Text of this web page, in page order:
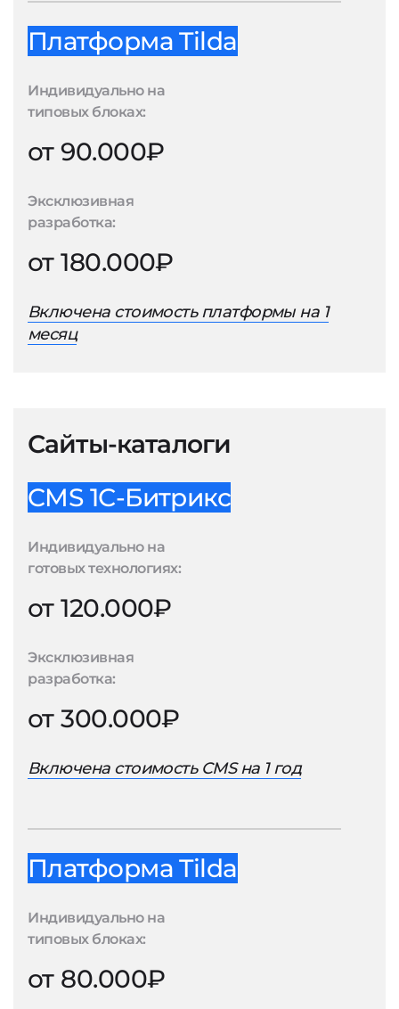
Платформа Tilda
Индивидуально на
типовых блоках:
от 90.000₽
Эксклюзивная
разработка:
от 180.000₽
Включена стоимость платформы на 1
месяц
Сайты-каталоги
CMS 1С-Битрикс
Индивидуально на
готовых технологиях:
от 120.000₽
Эксклюзивная
разработка:
от 300.000₽
Включена стоимость CMS на 1 год
Платформа Tilda
Индивидуально на
типовых блоках:
от 80.000₽